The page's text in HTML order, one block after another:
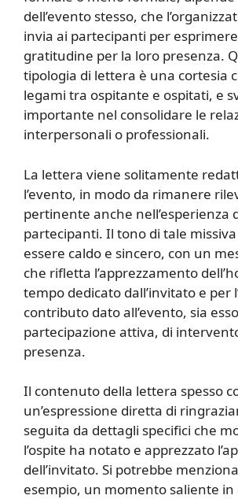
dell’evento stesso, che
invia ai partecipanti per
gratitudine per la loro presenza.
tipologia di lettera è una cortesia
legami tra ospitante e ospitati, e
importante nel consolidare le
interpersonali o professionali.
La lettera viene solitamente
l’evento, in modo da rimanere
pertinente anche nell’esperienza
partecipanti. Il tono di tale
essere caldo e sincero, con un
che rifletta l’apprezzamento
tempo dedicato dall’invitato e per
contributo dato all’evento, sia
partecipazione attiva, di
presenza.
Il contenuto della lettera spesso
un’espressione diretta di
seguita da dettagli specifici che
l’ospite ha notato e apprezzato
dell’invitato. Si potrebbe
esempio, un momento saliente in